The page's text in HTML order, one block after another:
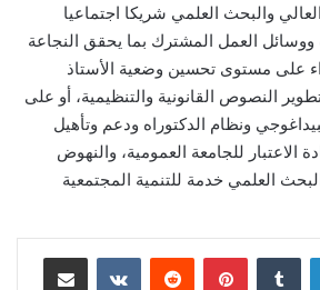
العالي والبحث العلمي شريكا اجتماعيا
ووسائل العمل المشترك بما يحقق النجاعة
على مستوى تحسين وضعية الأستاذ
النصوص القانونية والتنظيمية، أو على
ونظام الدكتوراه ودعم وتأهيل
الاعتبار للجامعة العمومية، والنهوض
العلمي خدمة للتنمية المجتمعية
لينكدإن بينتيريست مشاركة عبر البريد